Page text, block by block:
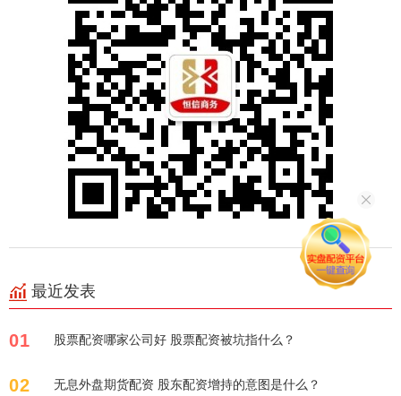
最近发表
01 股票配资哪家公司好 股票配资被坑指什么？
02 无息外盘期货配资 股东配资增持的意图是什么？